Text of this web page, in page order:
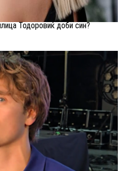
Тодоровиќ доби син?